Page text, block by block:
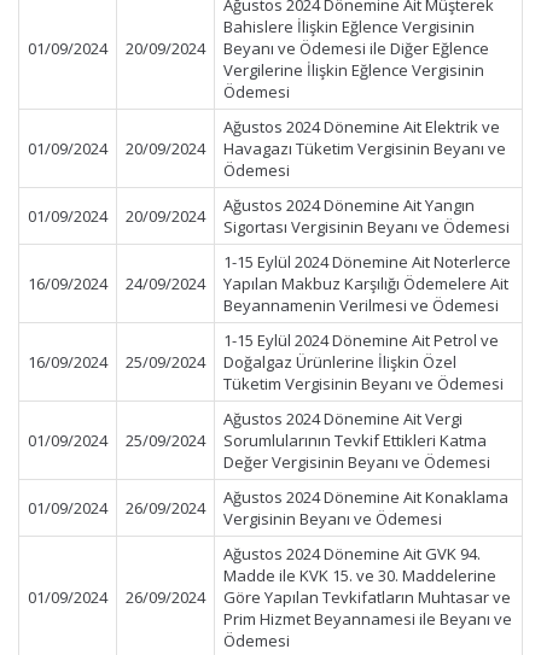
01/09/2024 20/09/2024
Ağustos 2024 Dönemine Ait Müşterek
Bahislere İlişkin Eğlence Vergisinin
Beyanı ve Ödemesi ile Diğer Eğlence
Vergilerine İlişkin Eğlence Vergisinin
Ödemesi
01/09/2024 20/09/2024
Ağustos 2024 Dönemine Ait Elektrik ve
Havagazı Tüketim Vergisinin Beyanı ve
Ödemesi
01/09/2024 20/09/2024
Ağustos 2024 Dönemine Ait Yangın
Sigortası Vergisinin Beyanı ve Ödemesi
16/09/2024 24/09/2024
1-15 Eylül 2024 Dönemine Ait Noterlerce
Yapılan Makbuz Karşılığı Ödemelere Ait
Beyannamenin Verilmesi ve Ödemesi
16/09/2024 25/09/2024
1-15 Eylül 2024 Dönemine Ait Petrol ve
Doğalgaz Ürünlerine İlişkin Özel
Tüketim Vergisinin Beyanı ve Ödemesi
01/09/2024 25/09/2024
Ağustos 2024 Dönemine Ait Vergi
Sorumlularının Tevkif Ettikleri Katma
Değer Vergisinin Beyanı ve Ödemesi
01/09/2024 26/09/2024
Ağustos 2024 Dönemine Ait Konaklama
Vergisinin Beyanı ve Ödemesi
01/09/2024 26/09/2024
Ağustos 2024 Dönemine Ait GVK 94.
Madde ile KVK 15. ve 30. Maddelerine
Göre Yapılan Tevkifatların Muhtasar ve
Prim Hizmet Beyannamesi ile Beyanı ve
Ödemesi